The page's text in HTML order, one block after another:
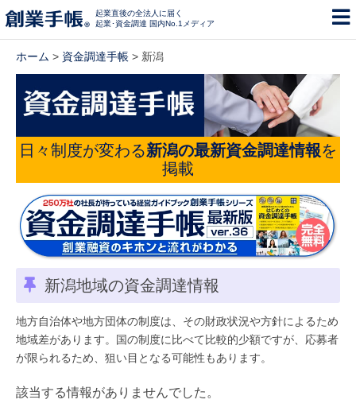
起業直後の全法人に届く
起業･資金調達 国内No.1メディア
ホーム > 資金調達手帳 > 新潟
日々制度が変わる新潟の最新資金調達情報を
掲載
新潟地域の資金調達情報
地方自治体や地方団体の制度は、その財政状況や方針によるため
地域差があります。国の制度に比べて比較的少額ですが、応募者
が限られるため、狙い目となる可能性もあります。
該当する情報がありませんでした。